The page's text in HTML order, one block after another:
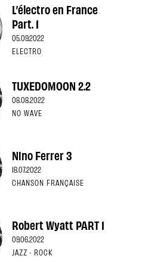
L’électro en France
Part. 1
05.09.2022
ELECTRO
TUXEDOMOON 2.2
08.08.2022
NO WAVE
Nino Ferrer 3
18.07.2022
CHANSON FRANÇAISE
Robert Wyatt PART 1
09.06.2022
JAZZ · ROCK